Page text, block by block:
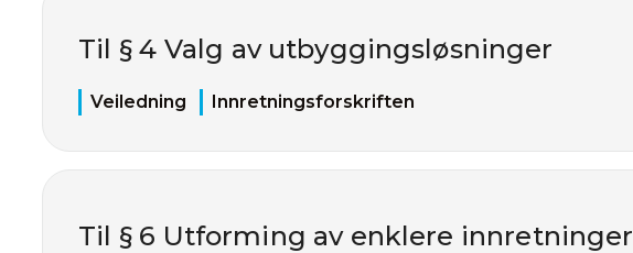
Til § 4 Valg av utbyggingsløsninger
Veiledning Innretningsforskriften
Til § 6 Utforming av enklere innretninger